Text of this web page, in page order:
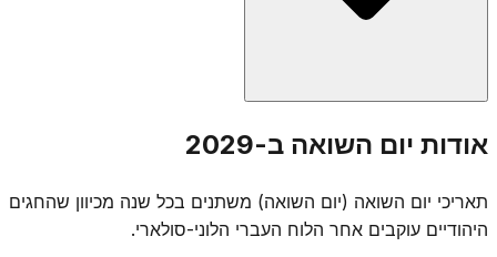
אין נוסח תפילה רשמי אחיד ליום השואה, אך קהילות רבות
מוסיפות תפילות זיכרון, אומרות תהילים, מדליקות נרות נשמה
ומקיימות טקסי אזכרה. חלק מהקהילות מוסיפות "אל מלא
רחמים" מיוחד לזכר קדושי השואה. הרבנות הראשית הנהיגה
אמירת קינות ותפילות מיוחדות.
אודות יום השואה ב-2029
תאריכי יום השואה (יום השואה) משתנים בכל שנה מכיוון שהחגים
היהודיים עוקבים אחר הלוח העברי הלוני-סולארי.